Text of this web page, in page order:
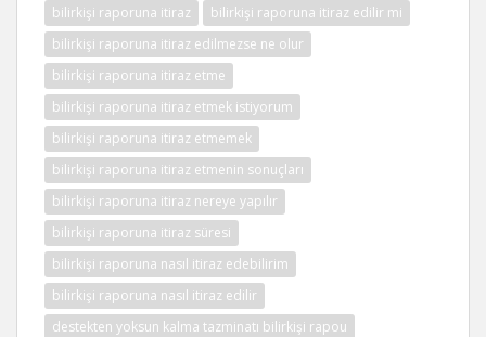
bilirkişi raporuna itiraz
bilirkişi raporuna itiraz edilir mi
bilirkişi raporuna itiraz edilmezse ne olur
bilirkişi raporuna itiraz etme
bilirkişi raporuna itiraz etmek istiyorum
bilirkişi raporuna itiraz etmemek
bilirkişi raporuna itiraz etmenin sonuçları
bilirkişi raporuna itiraz nereye yapılır
bilirkişi raporuna itiraz süresi
bilirkişi raporuna nasıl itiraz edebilirim
bilirkişi raporuna nasıl itiraz edilir
destekten yoksun kalma tazminatı bilirkişi rapou